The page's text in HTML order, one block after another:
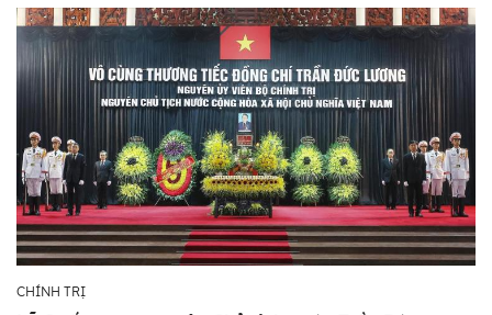
CHÍNH TRỊ